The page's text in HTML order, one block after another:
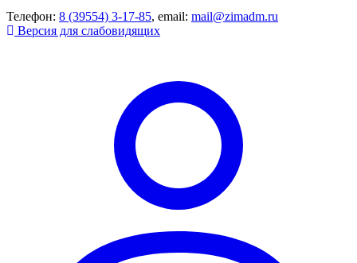
Телефон: 8 (39554) 3-17-85, email: mail@zimadm.ru
Версия для слабовидящих